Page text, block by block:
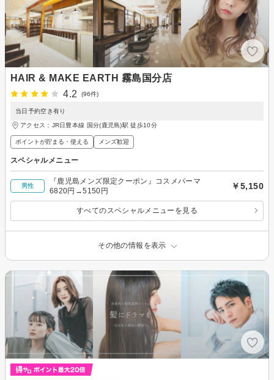
HAIR & MAKE EARTH 霧島国分店
4.2
(96件)
当日予約空き有り
アクセス：JR日豊本線 国分(鹿児島)駅 徒歩10分
ポイントが貯まる・使える メンズ歓迎
スペシャルメニュー
男性
『鹿児島メンズ限定クーポン』コスメパーマ
6820円→5150円
￥5,150
すべてのスペシャルメニューを見る
その他の情報を表示